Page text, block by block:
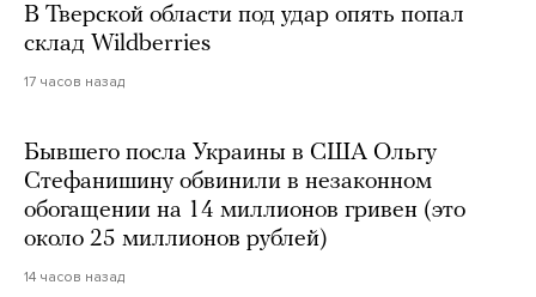
В Тверской области под удар опять попал
склад Wildberries
17 часов назад
Бывшего посла Украины в США Ольгу
Стефанишину обвинили в незаконном
обогащении на 14 миллионов гривен (это
около 25 миллионов рублей)
14 часов назад